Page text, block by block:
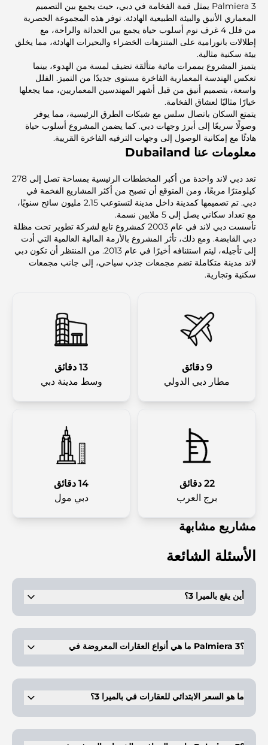
Palmiera 3 يمثل قمة الفخامة في دبي، حيث يجمع بين التصميم
المعماري الأنيق والبيئة الطبيعية الهادئة. توفر هذه المجموعة الحصرية
من فلل 4 غرف نوم أسلوب حياة يجمع بين الحداثة والراحة، مع
إطلالات بانورامية على المتنزهات الخضراء والبحيرات الهادئة، مما يخلق
بيئة سكنية مثالية.
يتميز المشروع بممرات مائية متألقة تضيف لمسة من الهدوء، بينما
تعكس الهندسة المعمارية الفاخرة مستوى جديدًا من التميز. الفلل
واسعة، بتصميم أنيق من قبل أشهر المهندسين المعماريين، مما يجعلها
خيارًا مثاليًا لعشاق الفخامة.
يتمتع السكان باتصال سلس مع شبكات الطرق الرئيسية، مما يوفر
وصولًا سريعًا إلى أبرز وجهات دبي. كما يضمن المشروع أسلوب حياة
هادئًا مع إمكانية الوصول إلى وجهات الترفيه الفاخرة القريبة.
معلومات عنا Dubailand
تعد دبي لاند واحدة من أكبر المخططات الرئيسية بمساحة تصل إلى 278
كيلومترًا مربعًا، ومن المتوقع أن تصبح من أكثر المشاريع الفخمة في
دبي. تم تصميمها كمدينة داخل مدينة لتستوعب 2.15 مليون سائح سنويًا،
مع تعداد سكاني يصل إلى 5 ملايين نسمة.
تأسست دبي لاند في عام 2003 كمشروع تابع لشركة تطوير تحت مظلة
دبي القابضة. ومع ذلك، تأثر المشروع بالأزمة المالية العالمية التي أدت
إلى تأجيله، ليتم استئنافه أخيرًا في عام 2013. من المنتظر أن تكون دبي
لاند مدينة متكاملة تضم مجمعات جذب سياحي، إلى جانب مجمعات
سكنية وتجارية.
9 دقائق
مطار دبي الدولي
13 دقائق
وسط مدينة دبي
22 دقائق
برج العرب
14 دقائق
دبي مول
مشاريع مشابهة
الأسئلة الشائعة
أين يقع بالميرا 3؟
ما هي أنواع العقارات المعروضة في Palmiera 3؟
ما هو السعر الابتدائي للعقارات في بالميرا 3؟